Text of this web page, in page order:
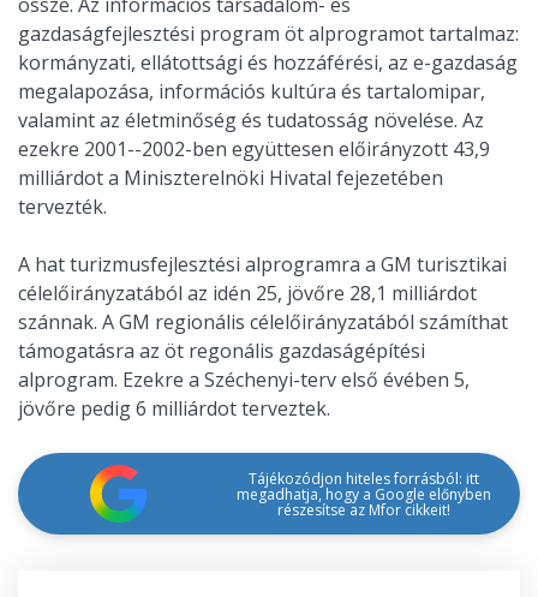
gazdaságfejlesztési program öt alprogramot tartalmaz:
kormányzati, ellátottsági és hozzáférési, az e-gazdaság
megalapozása, információs kultúra és tartalomipar,
valamint az életminőség és tudatosság növelése. Az
ezekre 2001--2002-ben együttesen előirányzott 43,9
milliárdot a Miniszterelnöki Hivatal fejezetében
tervezték.
A hat turizmusfejlesztési alprogramra a GM turisztikai
célelőirányzatából az idén 25, jövőre 28,1 milliárdot
szánnak. A GM regionális célelőirányzatából számíthat
támogatásra az öt regonális gazdaságépítési
alprogram. Ezekre a Széchenyi-terv első évében 5,
jövőre pedig 6 milliárdot terveztek.
Tájékozódjon hiteles forrásból: itt
megadhatja, hogy a Google előnyben
részesítse az Mfor cikkeit!